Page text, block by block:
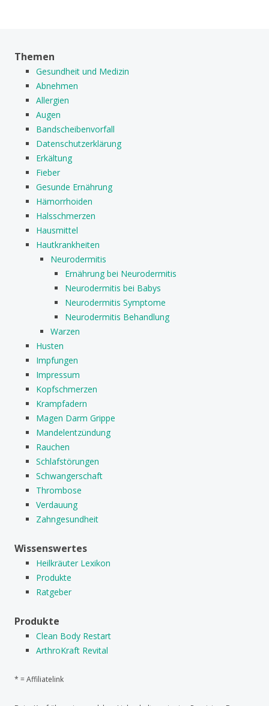
Themen
Gesundheit und Medizin
Abnehmen
Allergien
Augen
Bandscheibenvorfall
Datenschutzerklärung
Erkältung
Fieber
Gesunde Ernährung
Hämorrhoiden
Halsschmerzen
Hausmittel
Hautkrankheiten
Neurodermitis
Ernährung bei Neurodermitis
Neurodermitis bei Babys
Neurodermitis Symptome
Neurodermitis Behandlung
Warzen
Husten
Impfungen
Impressum
Kopfschmerzen
Krampfadern
Magen Darm Grippe
Mandelentzündung
Rauchen
Schlafstörungen
Schwangerschaft
Thrombose
Verdauung
Zahngesundheit
Wissenswertes
Heilkräuter Lexikon
Produkte
Ratgeber
Produkte
Clean Body Restart
ArthroKraft Revital
* = Affiliatelink